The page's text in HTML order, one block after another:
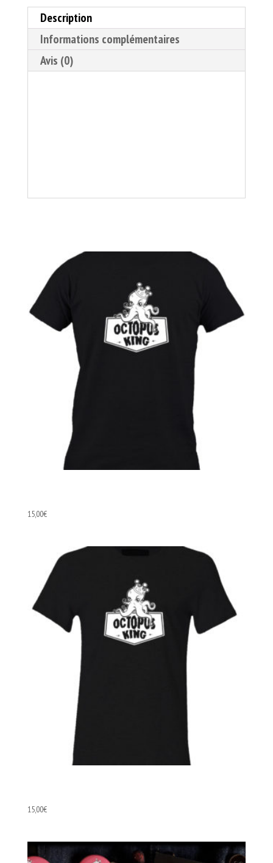
(new
logo)
Description
Informations complémentaires
Avis (0)
15,00€
15,00€